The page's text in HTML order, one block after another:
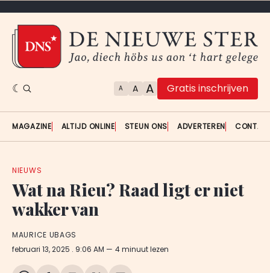
A A A Gratis inschrijven
MAGAZINE ALTIJD ONLINE STEUN ONS ADVERTEREN
NIEUWS
Wat na Rieu? Raad ligt er niet
wakker van
MAURICE UBAGS
februari 13, 2025 . 9:06 AM 4 minuut lezen